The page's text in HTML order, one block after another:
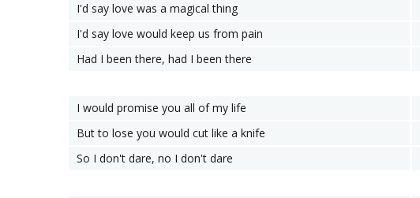
I'd say love was a magical thing
I'd say love would keep us from pain
Had I been there, had I been there
I would promise you all of my life
But to lose you would cut like a knife
So I don't dare, no I don't dare